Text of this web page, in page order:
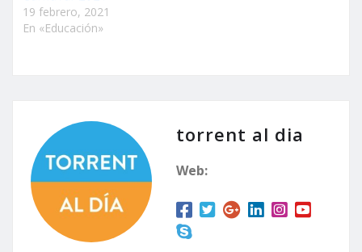
19 febrero, 2021
En «Educación»
torrent al dia
Web: